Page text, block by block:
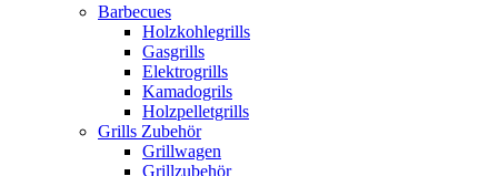
Barbecues
Holzkohlegrills
Gasgrills
Elektrogrills
Kamadogrils
Holzpelletgrills
Grills Zubehör
Grillwagen
Grillzubehör